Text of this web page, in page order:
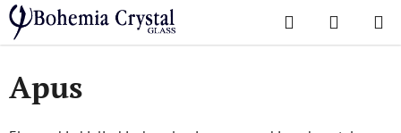
Przejść
do
treści
Szukaj KOSZYK
Home
/ Popularne kolekcje / Apus
Apus